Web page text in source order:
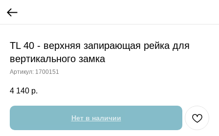
TL 40 - верхняя запирающая рейка для
вертикального замка
Артикул: 1700151
4 140 р.
Нет в наличии